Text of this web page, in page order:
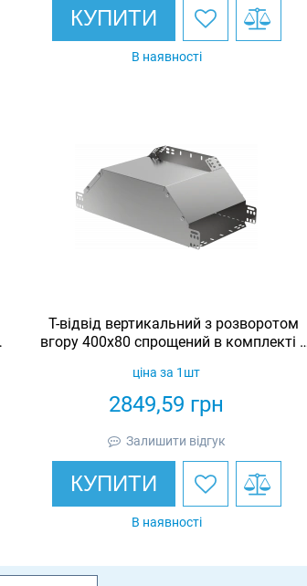
КУПИТИ
В наявності
Т-відвід вертикальний з розворотом
вгору 400х80 спрощений в комплекті з
2849,59 грн
ціна за 1шт
Залишити відгук
КУПИТИ
В наявності